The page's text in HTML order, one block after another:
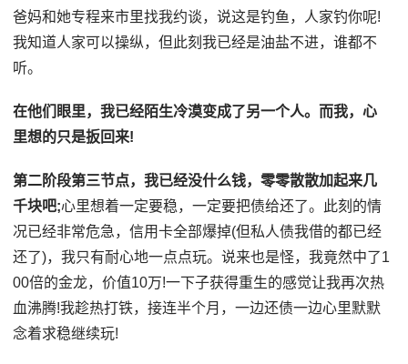
爸妈和她专程来市里找我约谈，说这是钓鱼，人家钓你呢!
我知道人家可以操纵，但此刻我已经是油盐不进，谁都不
听。
在他们眼里，我已经陌生冷漠变成了另一个人。 而我，心
里想的只是扳回来!
第二阶段第三节点，我已经没什么钱，零零散散加起来几
千块吧;心里想着一定要稳，一定要把债给还了。此刻的情
况已经非常危急，信用卡全部爆掉(但私人债我借的都已经
还了)，我只有耐心地一点点玩。说来也是怪，我竟然中了1
00倍的金龙，价值10万!一下子获得重生的感觉让我再次热
血沸腾!我趁热打铁，接连半个月，一边还债一边心里默默
念着求稳继续玩!